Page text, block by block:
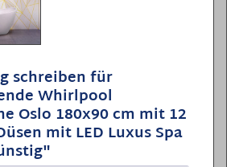
schreiben für
Whirlpool
Oslo 180x90 cm mit 12
mit LED Luxus Spa